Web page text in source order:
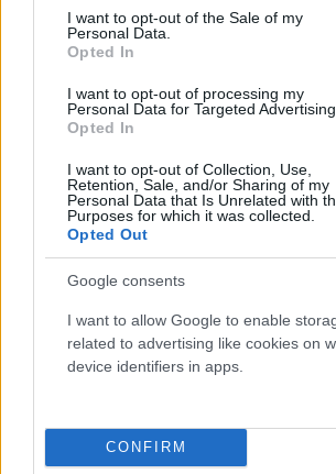
consent section.
I want to opt-out of the Sale of my
Personal Data.
Opted In
I want to opt-out of processing my
Personal Data for Targeted Advertising.
Opted In
I want to opt-out of Collection, Use,
Retention, Sale, and/or Sharing of my
Personal Data that Is Unrelated with
Purposes for which it was collected.
Opted Out
Google consents
I want to allow Google to enable
related to advertising like cookies on
device identifiers in apps.
CONFIRM
Από την άλλη, οι «τρικολόρ»
συγκρουστούν με την Τουρκία στη
Γκομπέρ (19 πόντοι, 8 ριμπάουντ),
πόντοι, 10 ασίστ) και Εμπαγιέ (13